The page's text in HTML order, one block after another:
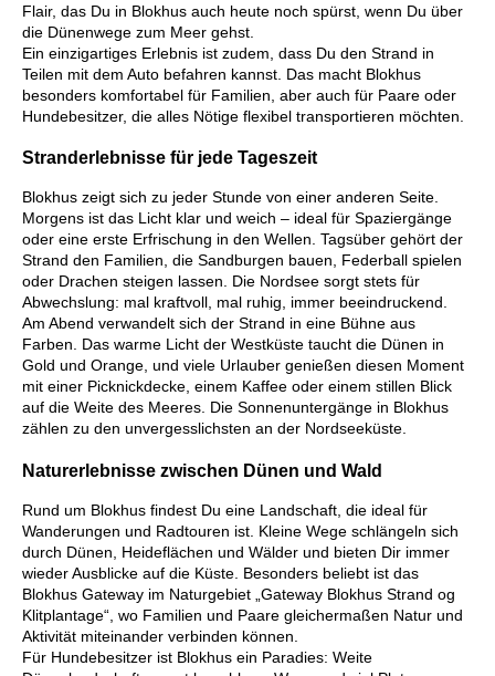
Flair, das Du in Blokhus auch heute noch spürst, wenn Du über
die Dünenwege zum Meer gehst.
Ein einzigartiges Erlebnis ist zudem, dass Du den Strand in
Teilen mit dem Auto befahren kannst. Das macht Blokhus
besonders komfortabel für Familien, aber auch für Paare oder
Hundebesitzer, die alles Nötige flexibel transportieren möchten.
Stranderlebnisse für jede Tageszeit
Blokhus zeigt sich zu jeder Stunde von einer anderen Seite.
Morgens ist das Licht klar und weich – ideal für Spaziergänge
oder eine erste Erfrischung in den Wellen. Tagsüber gehört der
Strand den Familien, die Sandburgen bauen, Federball spielen
oder Drachen steigen lassen. Die Nordsee sorgt stets für
Abwechslung: mal kraftvoll, mal ruhig, immer beeindruckend.
Am Abend verwandelt sich der Strand in eine Bühne aus
Farben. Das warme Licht der Westküste taucht die Dünen in
Gold und Orange, und viele Urlauber genießen diesen Moment
mit einer Picknickdecke, einem Kaffee oder einem stillen Blick
auf die Weite des Meeres. Die Sonnenuntergänge in Blokhus
zählen zu den unvergesslichsten an der Nordseeküste.
Naturerlebnisse zwischen Dünen und Wald
Rund um Blokhus findest Du eine Landschaft, die ideal für
Wanderungen und Radtouren ist. Kleine Wege schlängeln sich
durch Dünen, Heideflächen und Wälder und bieten Dir immer
wieder Ausblicke auf die Küste. Besonders beliebt ist das
Blokhus Gateway im Naturgebiet „Gateway Blokhus Strand og
Klitplantage“, wo Familien und Paare gleichermaßen Natur und
Aktivität miteinander verbinden können.
Für Hundebesitzer ist Blokhus ein Paradies: Weite